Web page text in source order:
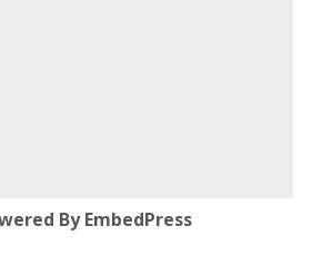
By EmbedPress